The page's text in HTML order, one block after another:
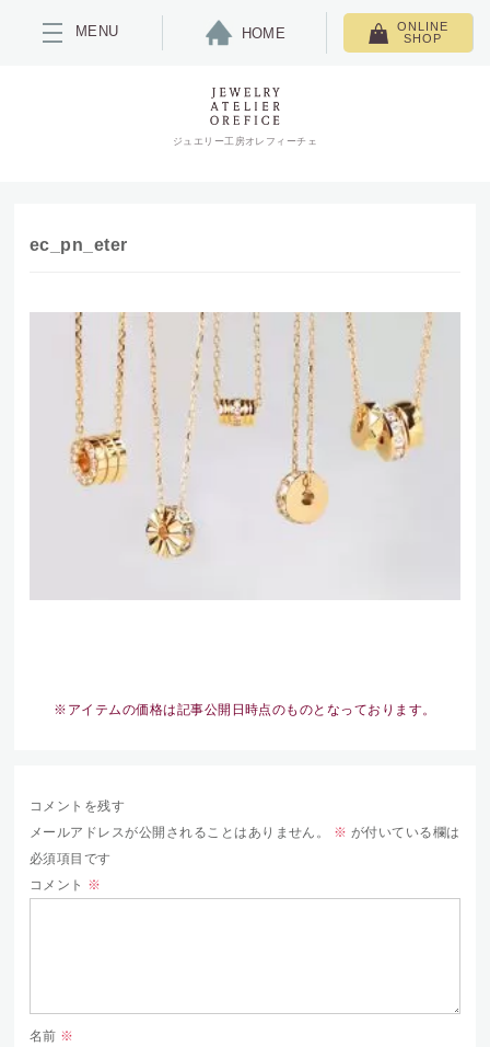
MENU HOME
ONLINE
SHOP
ジュエリー工房オレフィーチェ
ec_pn_eter
※アイテムの価格は記事公開日時点のものとなっております。
コメントを残す
メールアドレスが公開されることはありません。
※ が付いている欄は
必須項目です
コメント ※
名前 ※